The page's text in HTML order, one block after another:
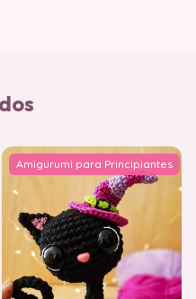
Amigurumi para Principiantes